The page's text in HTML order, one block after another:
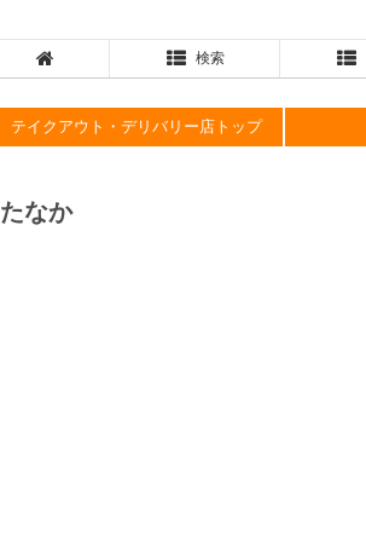
検索
テイクアウト・デリバリー店トップ
たなか